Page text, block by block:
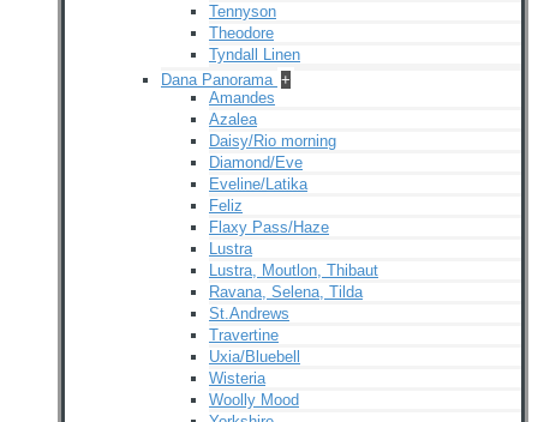
Tennyson
Theodore
Tyndall Linen
Dana Panorama +
Amandes
Azalea
Daisy/Rio morning
Diamond/Eve
Eveline/Latika
Feliz
Flaxy Pass/Haze
Lustra
Lustra, Moutlon, Thibaut
Ravana, Selena, Tilda
St.Andrews
Travertine
Uxia/Bluebell
Wisteria
Woolly Mood